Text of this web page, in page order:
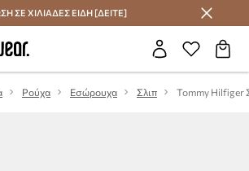
Εξοικονομήστε με το Answear Club
ΣΕ ΧΙΛΙΑΔΕΣ ΕΙΔΗ [ΔΕΙΤΕ]
Ρούχα Εσώρουχα Σλιπ